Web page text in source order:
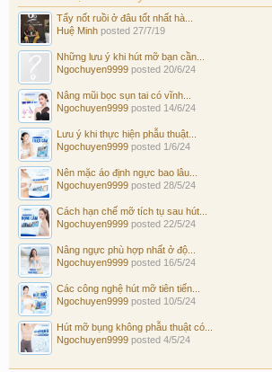
Tẩy nốt ruồi ở đâu tốt nhất hà...
Huệ Minh posted 27/7/19
Những lưu ý khi hút mỡ bạn cần...
Ngochuyen9999 posted 20/6/24
Nâng mũi bọc sụn tai có vĩnh...
Ngochuyen9999 posted 14/6/24
Lưu ý khi thực hiện phẫu thuật...
Ngochuyen9999 posted 1/6/24
Nên mặc áo định ngực bao lâu...
Ngochuyen9999 posted 28/5/24
Cách hạn chế mỡ tích tụ sau hút...
Ngochuyen9999 posted 22/5/24
Nâng ngực phù hợp nhất ở độ...
Ngochuyen9999 posted 16/5/24
Các công nghệ hút mỡ tiên tiến...
Ngochuyen9999 posted 10/5/24
Hút mỡ bụng không phẫu thuật có...
Ngochuyen9999 posted 4/5/24